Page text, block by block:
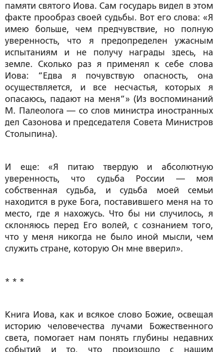
памяти святого Иова. Сам государь видел в этом
факте прообраз своей судьбы. Вот его слова: «Я
имею больше, чем предчувствие, но полную
уверенность, что я предопределен ужасным
испытаниям и не получу награды здесь, на
земле. Сколько раз я применял к себе слова
Иова: “Едва я почувствую опасность, она
осуществляется, и все несчастья, которых я
опасаюсь, падают на меня”» (Из воспоминаний
М. Палеолога — со слов министра иностранных
дел Сазонова и председателя Совета Министров
Столыпина).
И еще: «Я питаю твердую и абсолютную
уверенность, что судьба России — моя
собственная судьба, и судьба моей семьи
находится в руке Бога, поставившего меня на то
место, где я нахожусь. Что бы ни случилось, я
склоняюсь перед Его волей, с сознанием того,
что у меня никогда не было иной мысли, чем
служить стране, которую Он мне вверил».
* * *
Книга Иова, как и всякое слово Божие, освещая
историю человечества лучами Божественного
света, помогает нам понять глубины недавних
событий и то, что произошло с нашим